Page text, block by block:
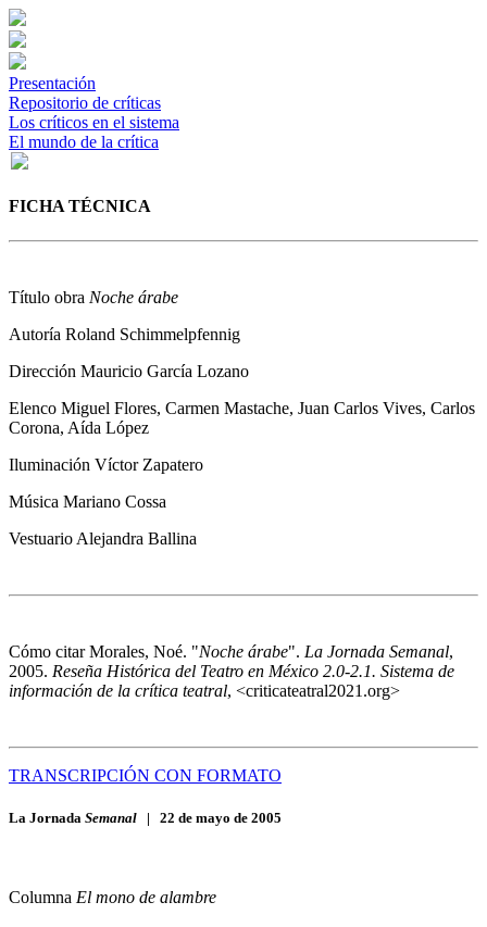
Presentación
Repositorio de críticas
Los críticos en el sistema
El mundo de la crítica
FICHA TÉCNICA
Título obra Noche árabe
Autoría Roland Schimmelpfennig
Dirección Mauricio García Lozano
Elenco Miguel Flores, Carmen Mastache, Juan Carlos Vives, Carlos
Corona, Aída López
Iluminación Víctor Zapatero
Música Mariano Cossa
Vestuario Alejandra Ballina
Cómo citarMorales, Noé. "Noche árabe". La Jornada Semanal,
2005. Reseña Histórica del Teatro en México 2.0-2.1. Sistema de
información de la crítica teatral, <criticateatral2021.org>
TRANSCRIPCIÓN CON FORMATO
La Jornada Semanal | 22 de mayo de 2005
Columna El mono de alambre